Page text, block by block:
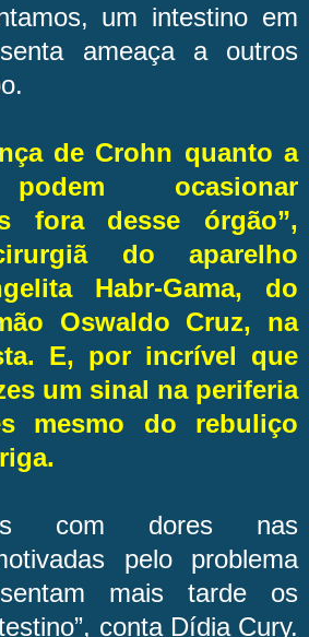
um intestino em
ameaça a outros
de Crohn quanto a
ocasionar
fora desse órgão”,
do aparelho
Habr-Gama, do
Oswaldo Cruz, na
E, por incrível que
um sinal na periferia
mesmo do rebuliço
com dores nas
pelo problema
mais tarde os
conta Dídia Cury.